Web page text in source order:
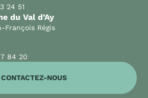
24 51
du Val d’Ay
François Régis
84 20
CONTACTEZ-NOUS